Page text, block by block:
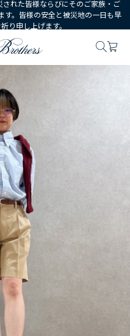
れた皆様ならびにそのご家族・ご
す。皆様の安全と被災地の一日も早
り申し上げます。
ート詳細